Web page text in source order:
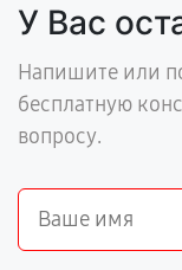
У Вас
Напишите или
бесплатную
вопросу.